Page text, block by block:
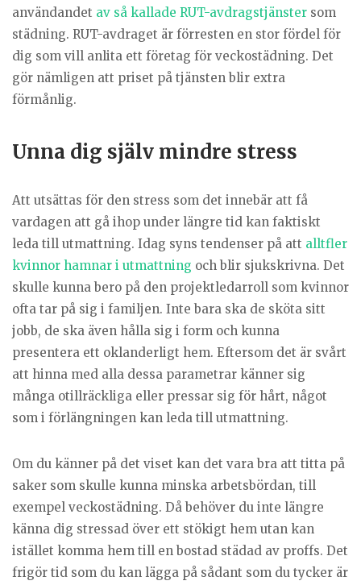
användandet av så kallade RUT-avdragstjänster som
städning. RUT-avdraget är förresten en stor fördel för
dig som vill anlita ett företag för veckostädning. Det
gör nämligen att priset på tjänsten blir extra
förmånlig.
Unna dig själv mindre stress
Att utsättas för den stress som det innebär att få
vardagen att gå ihop under längre tid kan faktiskt
leda till utmattning. Idag syns tendenser på att alltfler
kvinnor hamnar i utmattning och blir sjukskrivna. Det
skulle kunna bero på den projektledarroll som kvinnor
ofta tar på sig i familjen. Inte bara ska de sköta sitt
jobb, de ska även hålla sig i form och kunna
presentera ett oklanderligt hem. Eftersom det är svårt
att hinna med alla dessa parametrar känner sig
många otillräckliga eller pressar sig för hårt, något
som i förlängningen kan leda till utmattning.
Om du känner på det viset kan det vara bra att titta på
saker som skulle kunna minska arbetsbördan, till
exempel veckostädning. Då behöver du inte längre
känna dig stressad över ett stökigt hem utan kan
istället komma hem till en bostad städad av proffs. Det
frigör tid som du kan lägga på sådant som du tycker är